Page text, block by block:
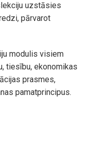
uzstāsies
pārvarot
modulis visiem
tiesību, ekonomikas
prasmes,
pamatprincipus.